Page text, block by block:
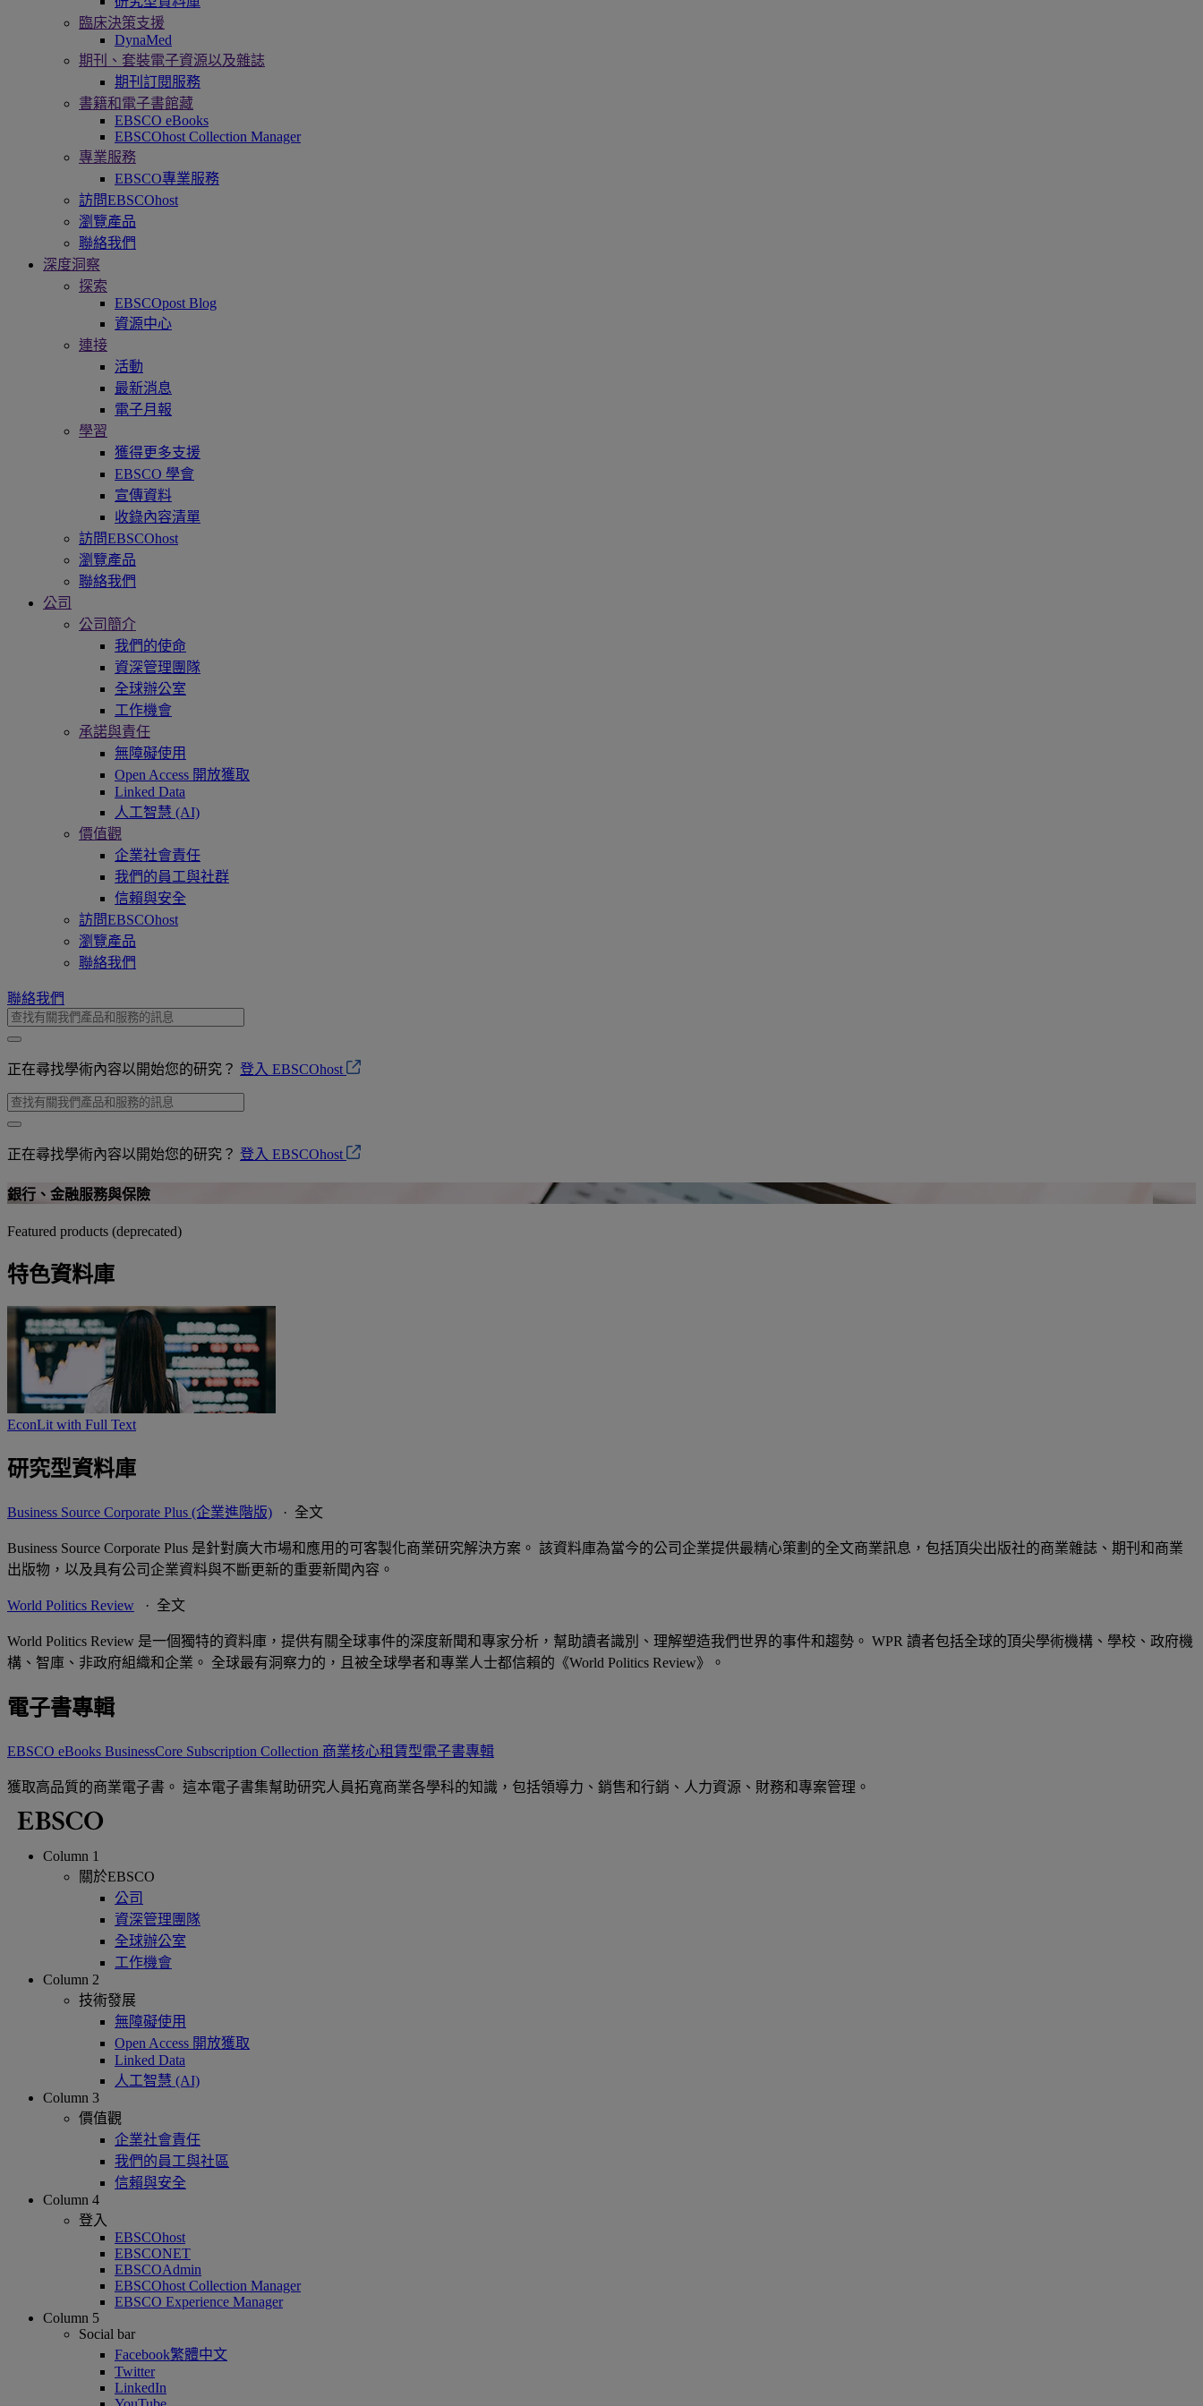
臨床決策支援
DynaMed
期刊、套裝電子資源以及雜誌
期刊訂閱服務
書籍和電子書館藏
EBSCO eBooks
EBSCOhost Collection Manager
專業服務
EBSCO專業服務
訪問EBSCOhost
瀏覽產品
聯絡我們
深度洞察
探索
EBSCOpost Blog
資源中心
連接
活動
最新消息
電子月報
學習
獲得更多支援
EBSCO 學會
宣傳資料
收錄內容清單
訪問EBSCOhost
瀏覽產品
聯絡我們
公司
公司簡介
我們的使命
資深管理團隊
全球辦公室
工作機會
承諾與責任
無障礙使用
Open Access 開放獲取
Linked Data
人工智慧 (AI)
價值觀
企業社會責任
我們的員工與社群
信賴與安全
訪問EBSCOhost
瀏覽產品
聯絡我們
聯絡我們
正在尋找學術內容以開始您的研究？ 登入 EBSCOhost
正在尋找學術內容以開始您的研究？ 登入 EBSCOhost
銀行、金融服務與保險
Featured products (deprecated)
特色資料庫
EconLit with Full Text
研究型資料庫
Business Source Corporate Plus (企業進階版) · 全文
Business Source Corporate Plus 是針對廣大市場和應用的可客製化商業研究解決方案。 該資料庫為當今的公司企業提供最精心策劃的全文商業訊息，包括頂尖出版社的商業雜誌、期刊和商業
出版物，以及具有公司企業資料與不斷更新的重要新聞內容。
World Politics Review · 全文
World Politics Review 是一個獨特的資料庫，提供有關全球事件的深度新聞和專家分析，幫助讀者識別、理解塑造我們世界的事件和趨勢。 WPR 讀者包括全球的頂尖學術機構、學校、政府機
構、智庫、非政府組織和企業。 全球最有洞察力的，且被全球學者和專業人士都信賴的《World Politics Review》。
電子書專輯
EBSCO eBooks BusinessCore Subscription Collection 商業核心租賃型電子書專輯
獲取高品質的商業電子書。 這本電子書集幫助研究人員拓寬商業各學科的知識，包括領導力、銷售和行銷、人力資源、財務和專案管理。
Column 1
關於EBSCO
公司
資深管理團隊
全球辦公室
工作機會
Column 2
技術發展
無障礙使用
Open Access 開放獲取
Linked Data
人工智慧 (AI)
Column 3
價值觀
企業社會責任
我們的員工與社區
信賴與安全
Column 4
登入
EBSCOhost
EBSCONET
EBSCOAdmin
EBSCOhost Collection Manager
EBSCO Experience Manager
Column 5
Social bar
Facebook繁體中文
Twitter
LinkedIn